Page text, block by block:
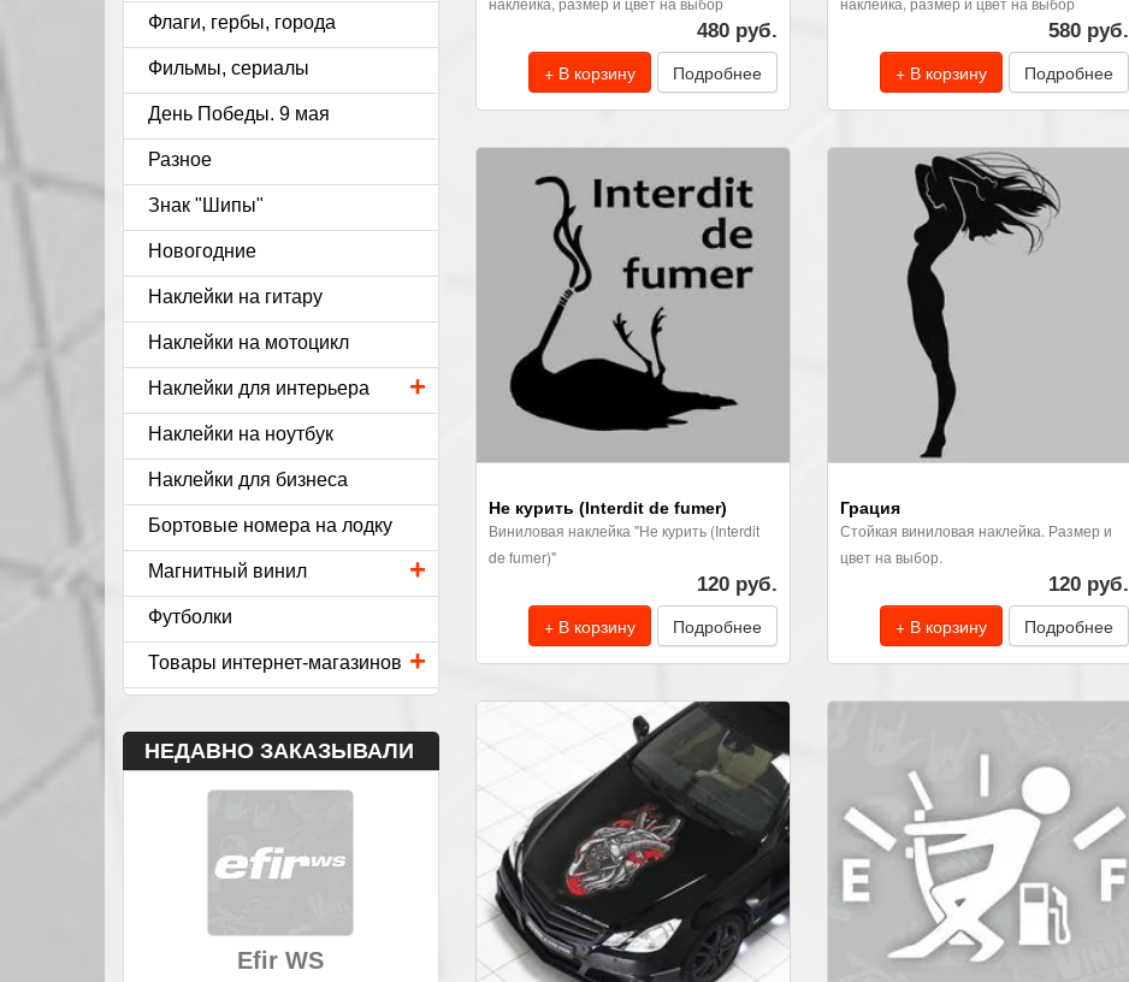
480 руб.
+ В корзину Подробнее
580 руб.
+ В корзину Подробнее
Не курить (Interdit de fumer)
Виниловая наклейка "Не курить (Interdit
de fumer)"
120 руб.
+ В корзину Подробнее
Грация
Стойкая виниловая наклейка. Размер и
цвет на выбор.
120 руб.
+ В корзину Подробнее
Флаги, гербы, города
Фильмы, сериалы
День Победы. 9 мая
Разное
Знак "Шипы"
Новогодние
Наклейки на гитару
Наклейки на мотоцикл
+
Наклейки для интерьера
Наклейки на ноутбук
Наклейки для бизнеса
Бортовые номера на лодку
+
Магнитный винил
Футболки
+
Товары интернет-магазинов
НЕДАВНО ЗАКАЗЫВАЛИ
Efir WS